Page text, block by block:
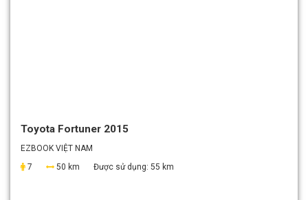
Toyota Fortuner 2015
EZBOOK VIỆT NAM
7
50 km Được sử dụng: 55 km